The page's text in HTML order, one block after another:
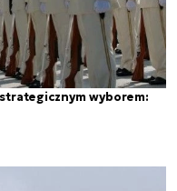
wyborem: